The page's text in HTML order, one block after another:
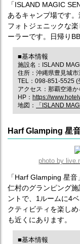
「ISLAND MAGIC
あるキャンプ場です
フォトジェニックな
ーラーです。日帰り
■基本情報
施設名：ISLAND
住所：沖縄県豊見城市
TEL：098-851-5525 (
アクセス：那覇空港
HP： https://
地図：
「ISLAND
Harf Glamping 星
photo by
「Harf Glamping 星
仁村のグランピング
ントで、1ルームに4
クティビティを楽し
も近くにあります。
■基本情報